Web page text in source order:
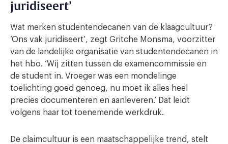
juridiseert’
Wat merken studentendecanen van de klaagcultuur?
‘Ons vak juridiseert’, zegt Gritche Monsma, voorzitter
van de landelijke organisatie van studentendecanen in
het hbo. ‘Wij zitten tussen de examencommissie en
de student in. Vroeger was een mondelinge
toelichting goed genoeg, nu moet ik alles heel
precies documenteren en aanleveren.’ Dat leidt
volgens haar tot toenemende werkdruk.
De claimcultuur is een maatschappelijke trend, stelt